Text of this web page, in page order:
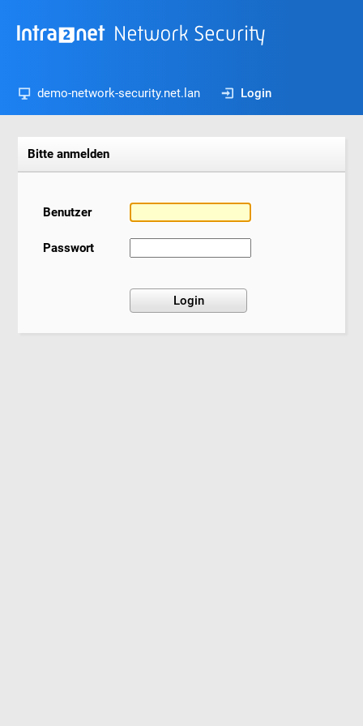
demo-network-security.net.lan Login
Bitte anmelden
Benutzer
Passwort